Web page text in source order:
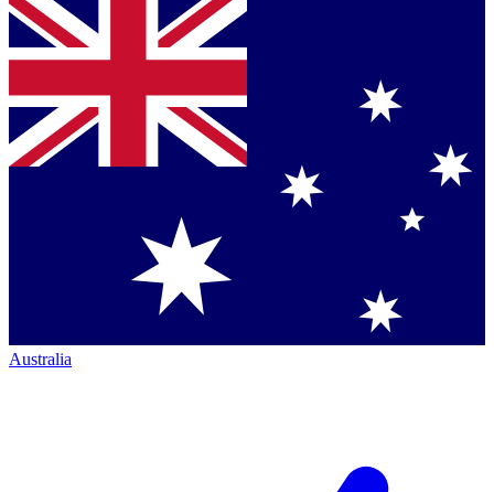
Australia